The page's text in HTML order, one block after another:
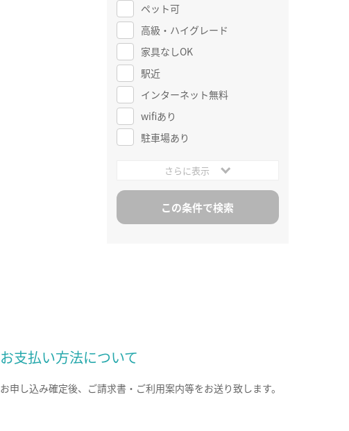
ペット可
高級・ハイグレード
家具なしOK
駅近
インターネット無料
wifiあり
駐車場あり
さらに表示
お支払い方法について
お申し込み確定後、ご請求書・ご利用案内等をお送り致します。